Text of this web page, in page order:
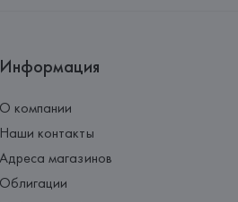
Информация
О компании
Наши контакты
Адреса магазинов
Облигации